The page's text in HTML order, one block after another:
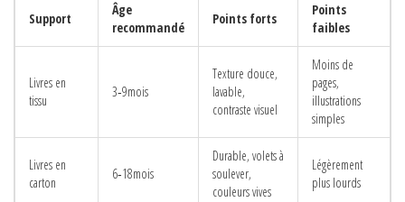
Support
Âge
recommandé
Points forts
Points
faibles
Livres en
tissu
3‑9mois
Texture douce,
lavable,
contraste visuel
Moins de
pages,
illustrations
simples
Livres en
carton
6‑18mois
Durable, volets à
soulever,
couleurs vives
Légèrement
plus lourds